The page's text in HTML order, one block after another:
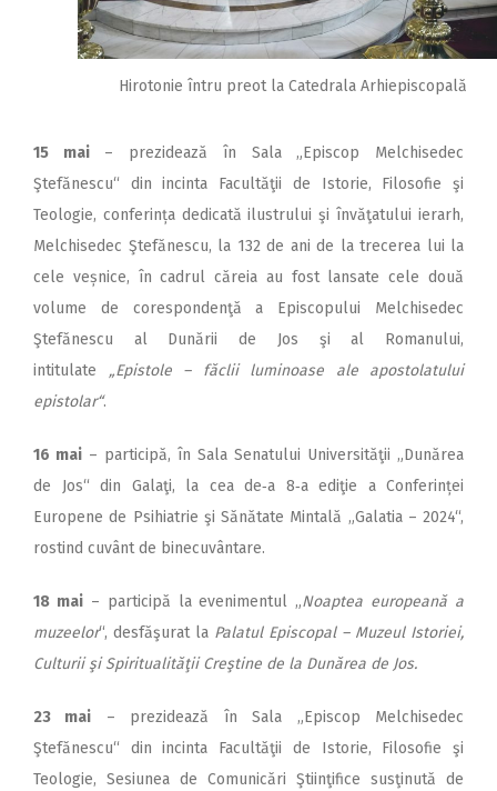
Hirotonie întru preot la Catedrala Arhiepiscopală
15 mai– prezidează în Sala „Episcop Melchisedec
Ştefănescu“ din incinta Facultăţii de Istorie, Filosofie şi
Teologie, conferința dedicată ilustrului şi învăţatului ierarh,
Melchisedec Ştefănescu, la 132 de ani de la trecerea lui la
cele veșnice, în cadrul căreia au fost lansate cele două
volume de corespondenţă a Episcopului Melchisedec
Ştefănescu al Dunării de Jos şi al Romanului,
intitulate „Epistole – făclii luminoase ale apostolatului
epistolar“.
16 mai – participă, în Sala Senatului Universităţii „Dunărea
de Jos“ din Galaţi, la cea de‑a 8‑a ediţie a Conferinței
Europene de Psihiatrie şi Sănătate Mintală „Galatia – 2024“,
rostind cuvânt de binecuvântare.
18 mai– participă la evenimentul „Noaptea europeană a
muzeelor“, desfăşurat la Palatul Episcopal – Muzeul Istoriei,
Culturii şi Spiritualităţii Creştine de la Dunărea de Jos.
23 mai – prezidează în Sala „Episcop Melchisedec
Ştefănes­cu“ din incinta Facultăţii de Istorie, Filosofie şi
Teologie, Sesiunea de Comunicări Ştiinţifice susţinută de